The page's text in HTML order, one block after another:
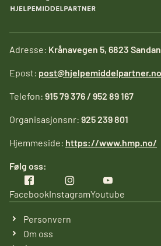
Adresse: Krånavegen 5, 6823
Epost: post@hjelpemiddelpartner.no
Telefon: 915 79 376 / 952 89 167
Organisasjonsnr: 925 239 801
Hjemmeside: https://www.hmp.no/
Følg oss:
FacebookInstagramYoutube
Personvern
Om oss